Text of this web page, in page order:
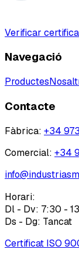
Verificar
Navegació
Productes
Contacte
Fàbrica: +34
Comercial: +34
Horari:
Dl - Dv: 7:30 -
Ds - Dg: Tancat
Certificat ISO